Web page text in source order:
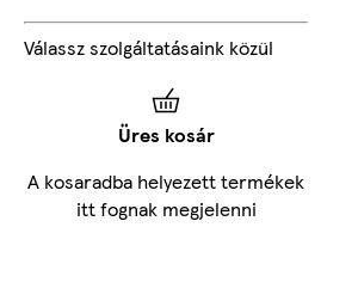
Válassz szolgáltatásaink közül
Üres kosár
A kosaradba helyezett termékek
itt fognak megjelenni